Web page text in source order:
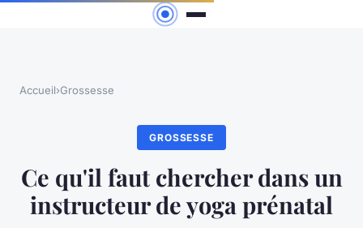
Accueil›Grossesse
GROSSESSE
Ce qu'il faut chercher dans un
instructeur de yoga prénatal